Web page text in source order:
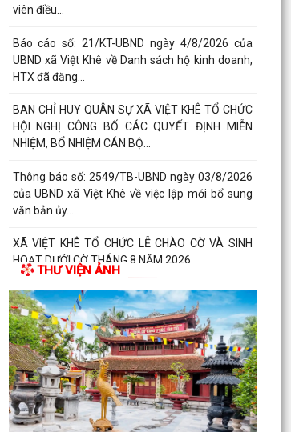
viên điều...
Báo cáo số: 21/KT-UBND ngày 4/8/2026 của
UBND xã Việt Khê về Danh sách hộ kinh doanh,
HTX đã đăng...
BAN CHỈ HUY QUÂN SỰ XÃ VIỆT KHÊ TỔ CHỨC
HỘI NGHỊ CÔNG BỐ CÁC QUYẾT ĐỊNH MIỄN
NHIỆM, BỔ NHIỆM CÁN BỘ...
Thông báo số: 2549/TB-UBND ngày 03/8/2026
của UBND xã Việt Khê về việc lập mới bổ sung
văn bản ủy...
XÃ VIỆT KHÊ TỔ CHỨC LỄ CHÀO CỜ VÀ SINH
HOẠT DƯỚI CỜ THÁNG 8 NĂM 2026
Báo cáo số 330/BC-UBND ngày 3/8/2026 của
UBND xã Việt Khê Kết quả thực hiện nội dung
Thông báo số...
Hội Nông dân xã Việt Khê phối hợp với Công ty
Cổ phần Tư Nông nghiệp và Xây dựng Hải
Phong tổ chức...
XÃ VIỆTKHÊ, THÀNH PHỐ HẢI PHÒNG: BẾ MẠC
THƯ VIỆN ẢNH